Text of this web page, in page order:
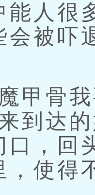
很多
会被吓
骨我
到达
口，回
，使得